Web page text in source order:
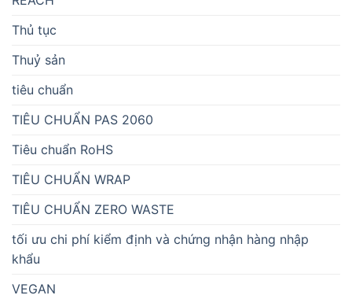
Thủ tục
Thuỷ sản
tiêu chuẩn
TIÊU CHUẨN PAS 2060
Tiêu chuẩn RoHS
TIÊU CHUẨN WRAP
TIÊU CHUẨN ZERO WASTE
tối ưu chi phí kiểm định và chứng nhận hàng nhập
khẩu
VEGAN